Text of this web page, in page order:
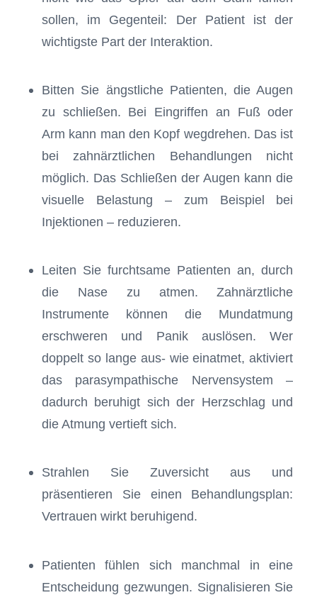
sollen, im Gegenteil: Der Patient ist der
wichtigste Part der Interaktion.
Bitten Sie ängstliche Patienten, die Augen
zu schließen. Bei Eingriffen an Fuß oder
Arm kann man den Kopf wegdrehen. Das ist
bei zahnärztlichen Behandlungen nicht
möglich. Das Schließen der Augen kann die
visuelle Belastung – zum Beispiel bei
Injektionen – reduzieren.
Leiten Sie furchtsame Patienten an, durch
die Nase zu atmen. Zahnärztliche
Instrumente können die Mundatmung
erschweren und Panik auslösen. Wer
doppelt so lange aus- wie einatmet, aktiviert
das parasympathische Nervensystem –
dadurch beruhigt sich der Herzschlag und
die Atmung vertieft sich.
Strahlen Sie Zuversicht aus und
präsentieren Sie einen Behandlungsplan:
Vertrauen wirkt beruhigend.
Patienten fühlen sich manchmal in eine
Entscheidung gezwungen. Signalisieren Sie